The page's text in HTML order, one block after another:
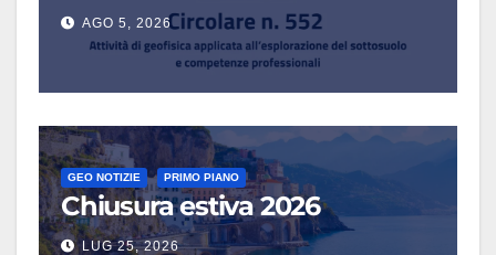
AGO 5, 2026
GEO NOTIZIE PRIMO PIANO
Chiusura estiva 2026
LUG 25, 2026